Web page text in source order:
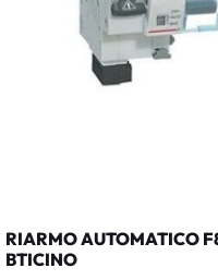
RIARMO AUTOMATICO
BTICINO